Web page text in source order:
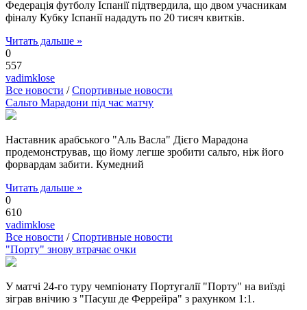
Федерація футболу Іспанії підтвердила, що двом учасникам
фіналу Кубку Іспанії нададуть по 20 тисяч квитків.
Читать дальше »
0
557
vadimklose
Все новости /Спортивные новости
Сальто Марадони під час матчу
Наставник арабського "Аль Васла" Дієго Марадона
продемонстрував, що йому легше зробити сальто, ніж його
форвардам забити. Кумедний
Читать дальше »
0
610
vadimklose
Все новости /Спортивные новости
"Порту" знову втрачає очки
У матчі 24-го туру чемпіонату Португалії "Порту" на виїзді
зіграв внічию з "Пасуш де Феррейра" з рахунком 1:1.